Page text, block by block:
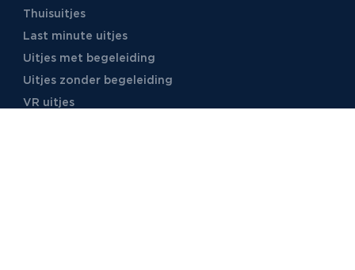
Thuisuitjes
Last minute uitjes
Uitjes met begeleiding
Uitjes zonder begeleiding
VR uitjes